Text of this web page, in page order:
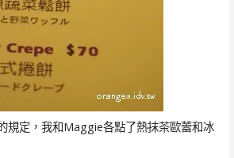
規定，我和Maggie各點了熱抹茶歐蕾和冰